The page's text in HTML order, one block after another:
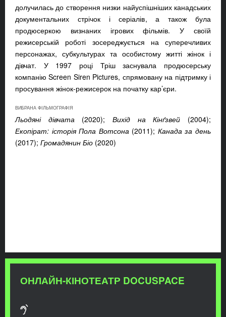
долучилась до створення низки найуспішніших канадських
документальних стрічок і серіалів, а також була
продюсеркою визнаних ігрових фільмів. У своїй
режисерській роботі зосереджується на суперечливих
персонажах, субкультурах та особистому житті жінок і
дівчат. У 1997 році Тріш заснувала продюсерську
компанію Screen Siren Pictures, спрямовану на підтримку і
просування жінок-режисерок на початку кар’єри.
ВИБРАНА ФІЛЬМОГРАФІЯ
Льодяні дівчата (2020);Вихід на Кінґзвей (2004);
Екопірат: історія Пола Вотсона(2011); Канада за день
(2017); Громадянин Біо (2020)
ОНЛАЙН-КІНОТЕАТР DOCUSPACE